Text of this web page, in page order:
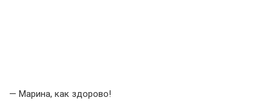
— Марина, как здорово!